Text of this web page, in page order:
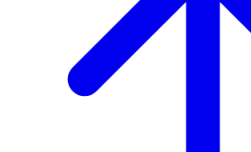
MàJ : 07/08/2026 01:20 Cours de l'Or : 118